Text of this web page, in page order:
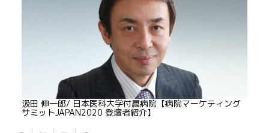
汲田 伸一郎/ 日本医科大学付属病院【病院マーケティング
サミットJAPAN2020 登壇者紹介】